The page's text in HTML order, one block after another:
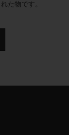
た物です。